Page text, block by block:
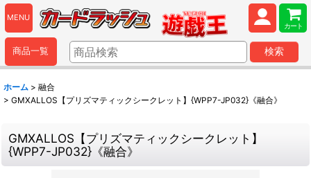
MENU
カート
商品一覧 検索
ホーム > 融合
> GMXALLOS【プリズマティックシークレット】{WPP7-JP032}《融合》
GMXALLOS【プリズマティックシークレット】
{WPP7-JP032}《融合》